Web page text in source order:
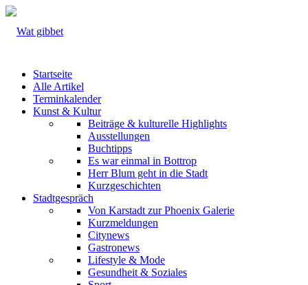
Startseite
Alle Artikel
Terminkalender
Kunst & Kultur
Beiträge & kulturelle Highlights
Ausstellungen
Buchtipps
Es war einmal in Bottrop
Herr Blum geht in die Stadt
Kurzgeschichten
Stadtgespräch
Von Karstadt zur Phoenix Galerie
Kurzmeldungen
Citynews
Gastronews
Lifestyle & Mode
Gesundheit & Soziales